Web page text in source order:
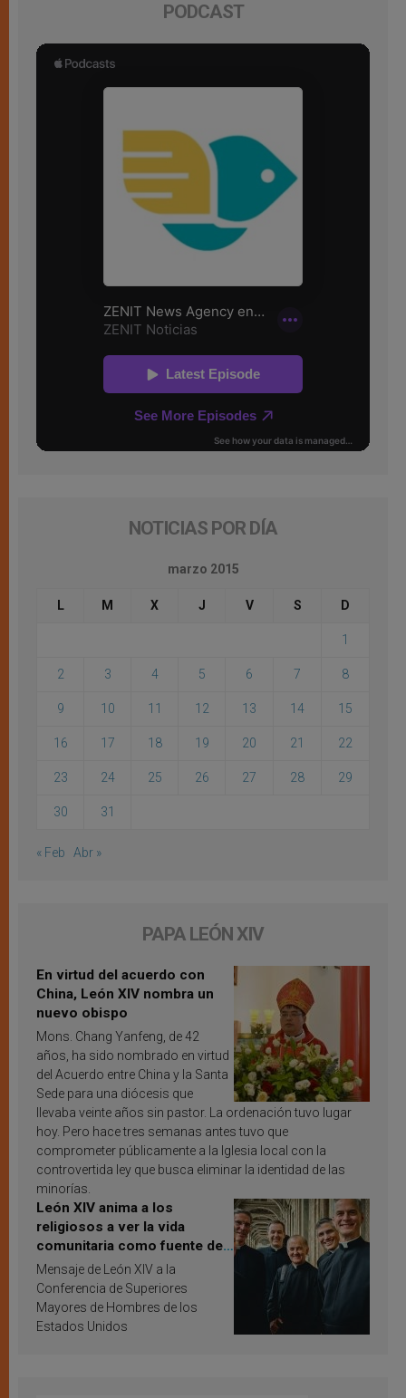
PODCAST
NOTICIAS POR DÍA
marzo 2015
L M X J V S D
1
2 3 4 5 6 7 8
9 10 11 12 13 14 15
16 17 18 19 20 21 22
23 24 25 26 27 28 29
30 31
« Feb Abr »
PAPA LEÓN XIV
En virtud del acuerdo con
China, León XIV nombra un
nuevo obispo
Mons. Chang Yanfeng, de 42
años, ha sido nombrado en virtud
del Acuerdo entre China y la Santa
Sede para una diócesis que
llevaba veinte años sin pastor. La ordenación tuvo lugar
hoy. Pero hace tres semanas antes tuvo que
comprometer públicamente a la Iglesia local con la
controvertida ley que busca eliminar la identidad de las
minorías.
León XIV anima a los
religiosos a ver la vida
comunitaria como fuente de
inspiración y santificación
Mensaje de León XIV a la
Conferencia de Superiores
Mayores de Hombres de los
Estados Unidos